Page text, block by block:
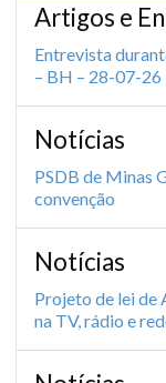
Artigos e
Entrevista
– BH – 28-07-26
Notícias
PSDB de Minas
convenção
Notícias
Projeto de lei de
na TV, rádio e